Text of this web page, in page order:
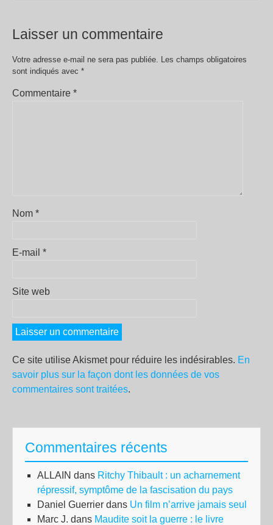
Laisser un commentaire
Votre adresse e-mail ne sera pas publiée. Les champs obligatoires
sont indiqués avec *
Commentaire *
Nom *
E-mail *
Site web
Ce site utilise Akismet pour réduire les indésirables. En
savoir plus sur la façon dont les données de vos
commentaires sont traitées.
Commentaires récents
ALLAIN dans Ritchy Thibault : un acharnement
répressif, symptôme de la fascisation du pays
Daniel Guerrier dans Un film n’arrive jamais seul
Marc J. dans Maudite soit la guerre : le livre